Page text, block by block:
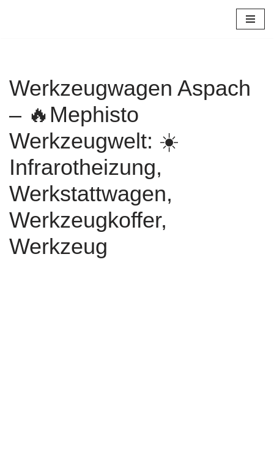
Werkzeugwagen Aspach
– 🔥Mephisto
Werkzeugwelt: ☀️
Infrarotheizung,
Werkstattwagen,
Werkzeugkoffer,
Werkzeug